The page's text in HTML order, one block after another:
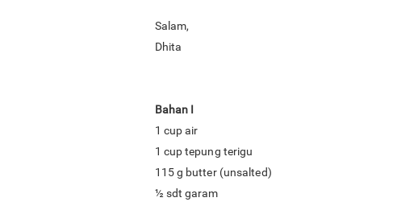
Salam,
Dhita
Bahan I
1 cup air
1 cup tepung terigu
115 g butter (unsalted)
½ sdt garam